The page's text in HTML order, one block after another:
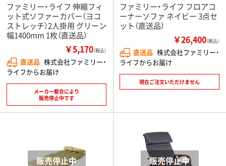
ファミリー・ライフ 伸縮フィ
ット式ソファーカバー（ヨコ
ストレッチ）2人掛用 グリーン
幅1400mm 1枚（直送品）
￥5,170（税込）
直送品 株式会社ファミリー・
ライフからお届け
メーカー都合により
販売停止中です
ファミリー・ライフ フロアコ
ーナーソファ ネイビー 3点セ
ット（直送品）
￥26,400（税込）
直送品 株式会社ファミリー・
ライフからお届け
現在ご注文いただけません